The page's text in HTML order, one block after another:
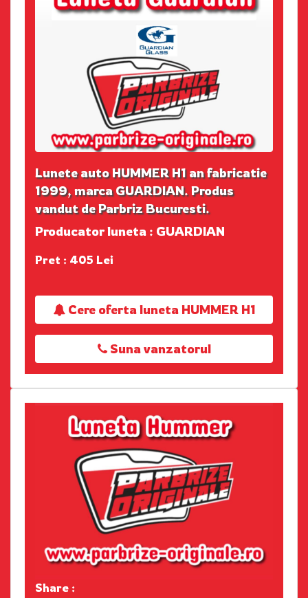
Lunete auto HUMMER H1 an fabricatie
1999, marca GUARDIAN. Produs
vandut de Parbriz Bucuresti.
Producator luneta : GUARDIAN
Pret : 405 Lei
Cere oferta luneta HUMMER H1
Suna vanzatorul
Share :